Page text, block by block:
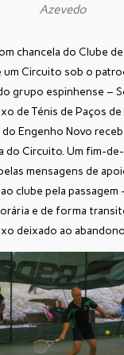
Azevedo
chancela do Clube
um Circuito sob o
grupo espinhense –
de Ténis de Paços de
Engenho Novo
do Circuito. Um fim-
mensagens de
clube pela passagem
e de forma
deixado ao